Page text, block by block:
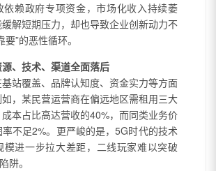
依赖政府专项资金，市场化收入持续萎
解短期压力，却也导致企业创新动力不
”的恶性循环。
、技术、渠道全面落后
站覆盖、品牌认知度、资金实力等方面
，某民营运营商在偏远地区需租用三大
本占比高达营收的40%，而同类业务价
不足2%。更严峻的是，5G时代的技术
模进一步拉大差距，二线玩家难以突破
阱。